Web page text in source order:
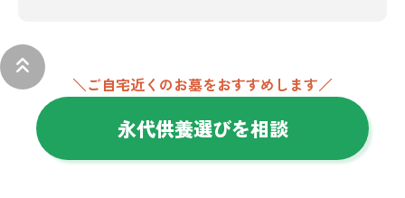
keyboard_double_arrow_up
＼ご自宅近くのお墓をおすすめします／
永代供養選びを相談